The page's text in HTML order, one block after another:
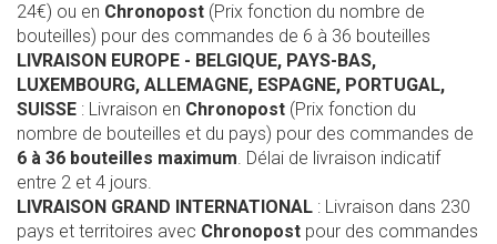
24€) ou en Chronopost (Prix fonction du nombre de
bouteilles) pour des commandes de 6 à 36 bouteilles
LIVRAISON EUROPE - BELGIQUE, PAYS-BAS,
LUXEMBOURG, ALLEMAGNE, ESPAGNE, PORTUGAL,
SUISSE : Livraison en Chronopost (Prix fonction du
nombre de bouteilles et du pays) pour des commandes de
6 à 36 bouteilles maximum. Délai de livraison indicatif
entre 2 et 4 jours.
LIVRAISON GRAND INTERNATIONAL : Livraison dans 230
pays et territoires avec Chronopost pour des commandes